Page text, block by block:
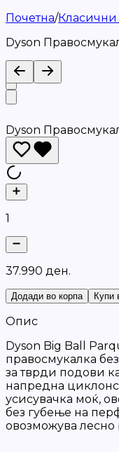
Почетна/Класични
Dyson
Dyson
1
37.990 ден.
Додади во корпа Купи
Опис
Dyson Big Ball
правосмукалка
за тврди подови
напредна
усисувачка моќ,
без губење на
овозможува